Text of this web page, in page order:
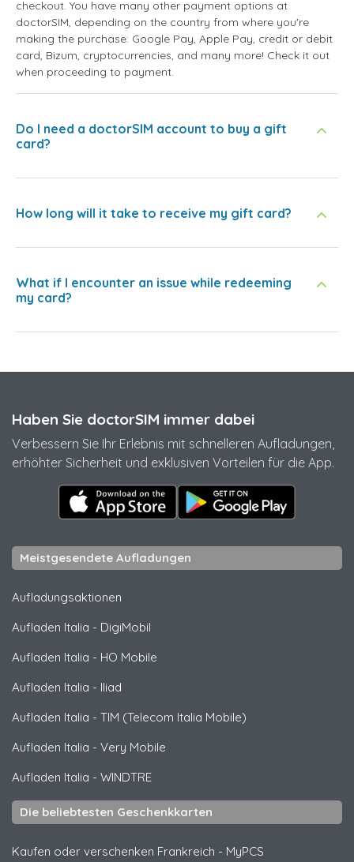
checkout. You have many other payment options at
doctorSIM, depending on the country from where you're
making the purchase: Google Pay, Apple Pay, credit or debit
card, Bizum, cryptocurrencies, and many more! Check it out
when proceeding to payment.
Do I need a doctorSIM account to buy a gift
card?
How long will it take to receive my gift card?
What if I encounter an issue while redeeming
my card?
Haben Sie doctorSIM immer dabei
Verbessern Sie Ihr Erlebnis mit schnelleren Aufladungen,
erhöhter Sicherheit und exklusiven Vorteilen für die App.
Meistgesendete Aufladungen
Aufladungsaktionen
Aufladen Italia - DigiMobil
Aufladen Italia - HO Mobile
Aufladen Italia - Iliad
Aufladen Italia - TIM (Telecom Italia Mobile)
Aufladen Italia - Very Mobile
Aufladen Italia - WINDTRE
Die beliebtesten Geschenkkarten
Kaufen oder verschenken Frankreich - MyPCS